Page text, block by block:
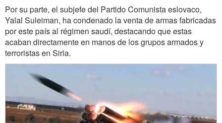
Por su parte, el subjefe del Partido Comunista eslovaco,
Yalal Suleiman, ha condenado la venta de armas fabricadas
por este país al régimen saudí, destacando que estas
acaban directamente en manos de los grupos armados y
terroristas en Siria.